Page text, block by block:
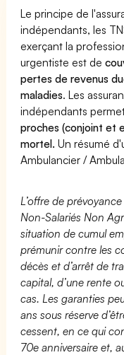
Le principe de
indépendants, les
exerçant la
urgentiste est de
pertes de revenus
maladies. Les
indépendants
proches (conjoint et
mortel. Un résumé
Ambulancier /
L’offre de
Non-Salariés Non
situation de cumul
prémunir contre les
décès et d’arrêt de
capital, d’une rente
cas. Les garanties
ans sous réserve
cessent, en ce qui
70e anniversaire et,